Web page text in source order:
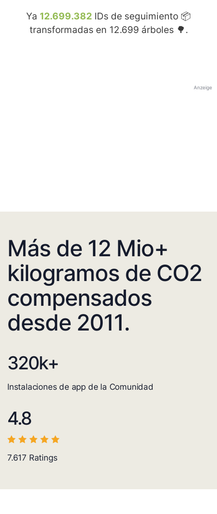
Ya 12.699.382 IDs de seguimiento 📦
transformadas en 12.699 árboles 🌳.
Anzeige
Más de 12 Mio+
kilogramos de CO2
compensados
desde 2011.
320k+
Instalaciones de app de la Comunidad
4.8
7.617 Ratings